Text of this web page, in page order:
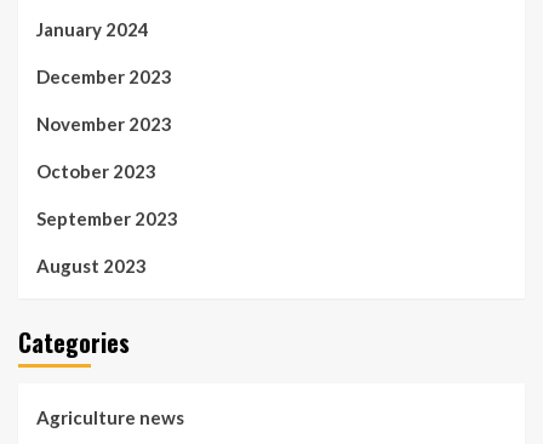
January 2024
December 2023
November 2023
October 2023
September 2023
August 2023
Categories
Agriculture news